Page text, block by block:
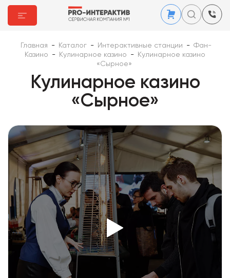
Главная - Каталог - Интерактивные станции - Фан-
Казино
- Кулинарное казино -
Кулинарное казино
«Сырное»
Кулинарное казино
«Сырное»